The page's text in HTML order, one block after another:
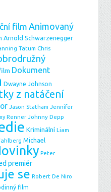
film Animovaný
Arnold Schwarzenegger
Tatum Chris
Dokument
Dwayne Johnson
z natáčení
Jason Statham Jennifer
Renner Johnny Depp
Kriminální Liam
Michael
Peter
premiér
se Robert De Niro
film